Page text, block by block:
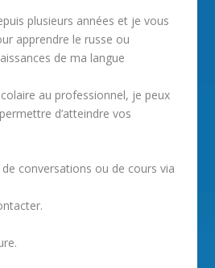
plusieurs années et je vous
apprendre le russe ou
de ma langue
au professionnel, je peux
d’atteindre vos
conversations ou de cours via